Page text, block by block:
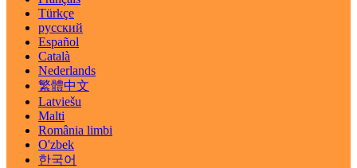
Türkçe
русский
Español
Català
Nederlands
繁體中文
Latviešu
Malti
România limbi
O'zbek
한국어